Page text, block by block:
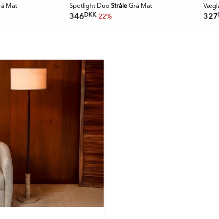
Mat Spotlight Duo StråleGrå Mat
346DKK-22% 327